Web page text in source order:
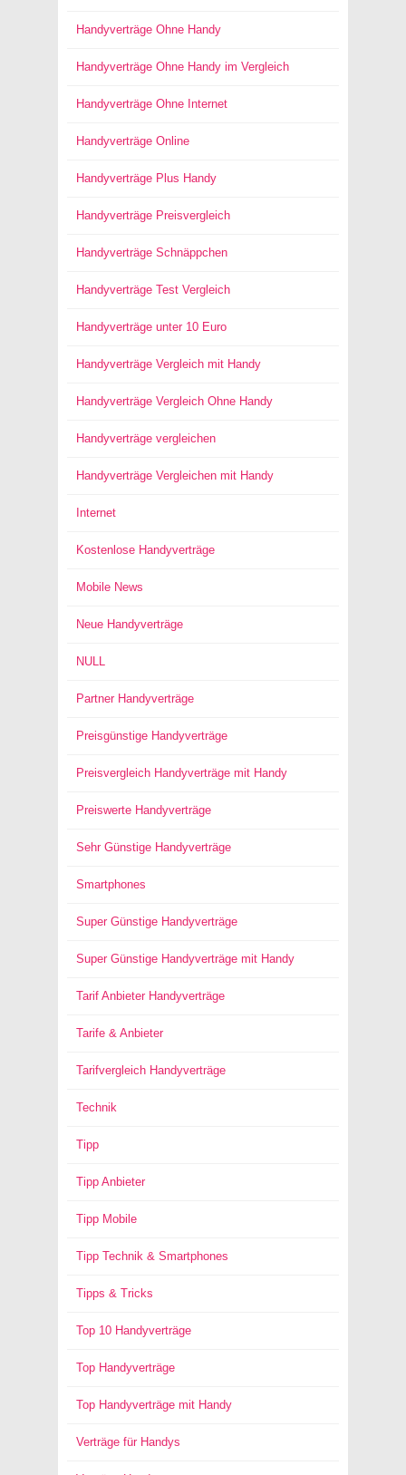
Handyverträge Ohne Handy
Handyverträge Ohne Handy im Vergleich
Handyverträge Ohne Internet
Handyverträge Online
Handyverträge Plus Handy
Handyverträge Preisvergleich
Handyverträge Schnäppchen
Handyverträge Test Vergleich
Handyverträge unter 10 Euro
Handyverträge Vergleich mit Handy
Handyverträge Vergleich Ohne Handy
Handyverträge vergleichen
Handyverträge Vergleichen mit Handy
Internet
Kostenlose Handyverträge
Mobile News
Neue Handyverträge
NULL
Partner Handyverträge
Preisgünstige Handyverträge
Preisvergleich Handyverträge mit Handy
Preiswerte Handyverträge
Sehr Günstige Handyverträge
Smartphones
Super Günstige Handyverträge
Super Günstige Handyverträge mit Handy
Tarif Anbieter Handyverträge
Tarife & Anbieter
Tarifvergleich Handyverträge
Technik
Tipp
Tipp Anbieter
Tipp Mobile
Tipp Technik & Smartphones
Tipps & Tricks
Top 10 Handyverträge
Top Handyverträge
Top Handyverträge mit Handy
Verträge für Handys